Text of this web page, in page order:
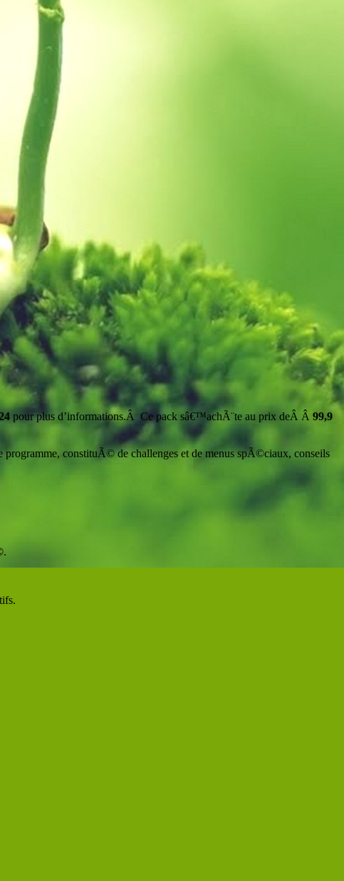
pour plus d’informations.Â Ce pack sâ€™achÃ¨te au prix deÂ Â 99,9
constituÃ© de challenges et de menus spÃ©ciaux, conseils
.